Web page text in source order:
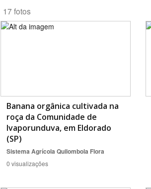
17 fotos
Banana orgânica cultivada na
roça da Comunidade de
Ivaporunduva, em Eldorado
(SP)
Sistema Agrícola Quilombola Flora
0 visualizações